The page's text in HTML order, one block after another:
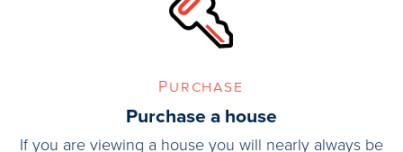
Purchase
Purchase a house
If you are viewing a house you will nearly always be